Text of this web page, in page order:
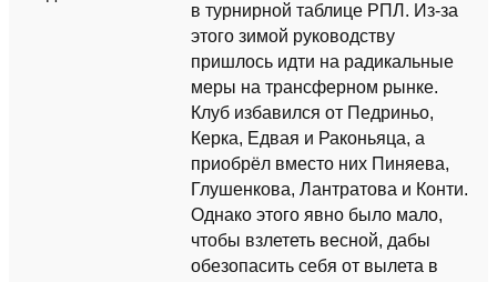
в турнирной таблице РПЛ. Из-за
этого зимой руководству
пришлось идти на радикальные
меры на трансферном рынке.
Клуб избавился от Педриньо,
Керка, Едвая и Раконьяца, а
приобрёл вместо них Пиняева,
Глушенкова, Лантратова и Конти.
Однако этого явно было мало,
чтобы взлететь весной, дабы
обезопасить себя от вылета в